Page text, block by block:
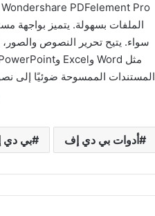
الملفات بسهولة. يتميز بواجهة
المستندات الممسوحة ضوئيًا إلى
أدوات بي دي إف بي دي